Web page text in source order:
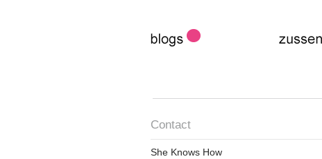
Contact
She Knows How